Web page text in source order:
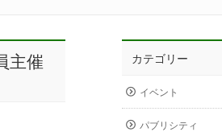
主催
カテゴリー
イベント
パブリシティ